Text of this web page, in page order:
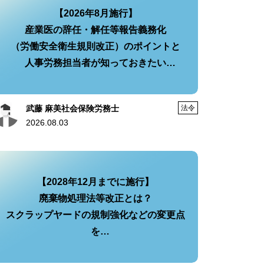
【2026年8月施行】
産業医の辞任・解任等報告義務化
（労働安全衛生規則改正）のポイントと
人事労務担当者が知っておきたい
武藤 麻美社会保険労務士
2026.08.03
法令
【2028年12月までに施行】
廃棄物処理法等改正とは？
スクラップヤードの規制強化などの変更点
を